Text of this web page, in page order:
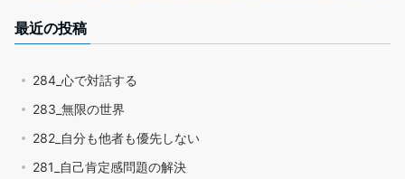
最近の投稿
284_心で対話する
283_無限の世界
282_自分も他者も優先しない
281_自己肯定感問題の解決